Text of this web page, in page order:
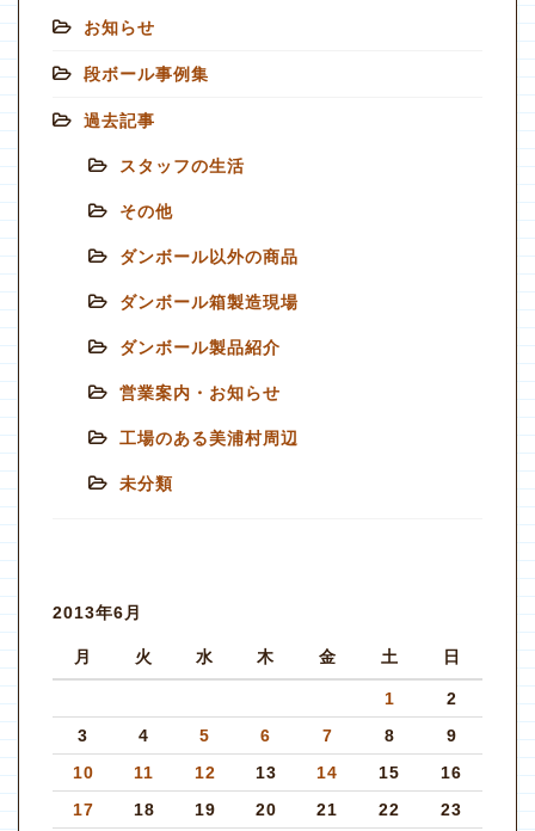
お知らせ
段ボール事例集
過去記事
スタッフの生活
その他
ダンボール以外の商品
ダンボール箱製造現場
ダンボール製品紹介
営業案内・お知らせ
工場のある美浦村周辺
未分類
2013年6月
月 火 水 木 金 土 日
1
2
3
4 5 6 7 8
9
10
11 12 13 14 15
16
17
18 19 20 21 22
23